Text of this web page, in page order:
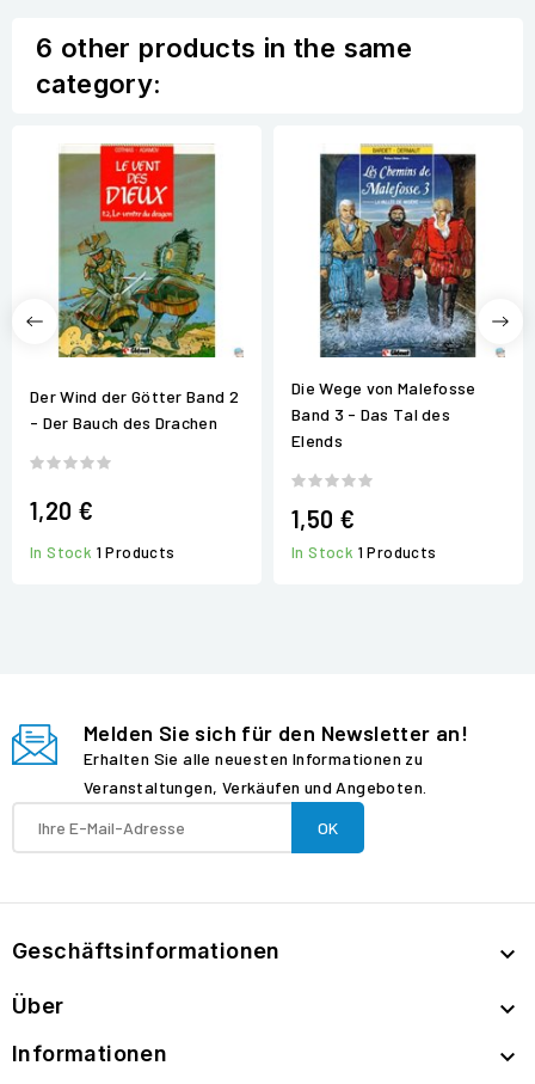
6 other products in the same
category:
Der Wind der Götter Band 2
- Der Bauch des Drachen
1,20 €
In Stock 1 Products
Die Wege von Malefosse
Band 3 - Das Tal des
Elends
1,50 €
In Stock 1 Products
Melden Sie sich für den Newsletter an!
Erhalten Sie alle neuesten Informationen zu
Veranstaltungen, Verkäufen und Angeboten.
Geschäftsinformationen 
Über 
Informationen 